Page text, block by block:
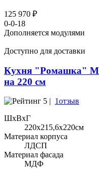
125 970 ₽
0-0-18
Дополняется модулями
Доступно для доставки
Кухня "Ромашка"
на 220 см
5 | 1отзыв
ШхВхГ
220x215,6х220см
Материал корпуса
ЛДСП
Материал фасада
МДФ